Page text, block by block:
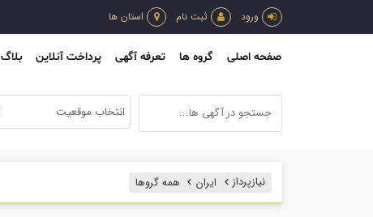
ورود ثبت نام استان ها
صفحه اصلی گروه ها تعرفه آگهی پرداخت آنلاین بلاگ
انتخاب موقعیت
نیازپرداز ایران همه گروها